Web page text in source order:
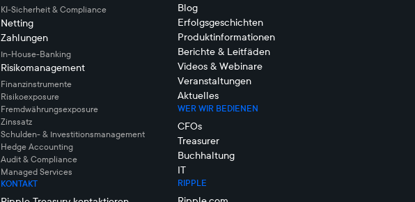
KI-Sicherheit & Compliance
Netting
Zahlungen
In-House-Banking
Risikomanagement
Finanzinstrumente
Risikoexposure
Fremdwährungsexposure
Zinssatz
Schulden- & Investitionsmanagement
Hedge Accounting
Audit & Compliance
Managed Services
KONTAKT
Blog
Erfolgsgeschichten
Produktinformationen
Berichte & Leitfäden
Videos & Webinare
Veranstaltungen
Aktuelles
WER WIR BEDIENEN
CFOs
Treasurer
Buchhaltung
IT
RIPPLE